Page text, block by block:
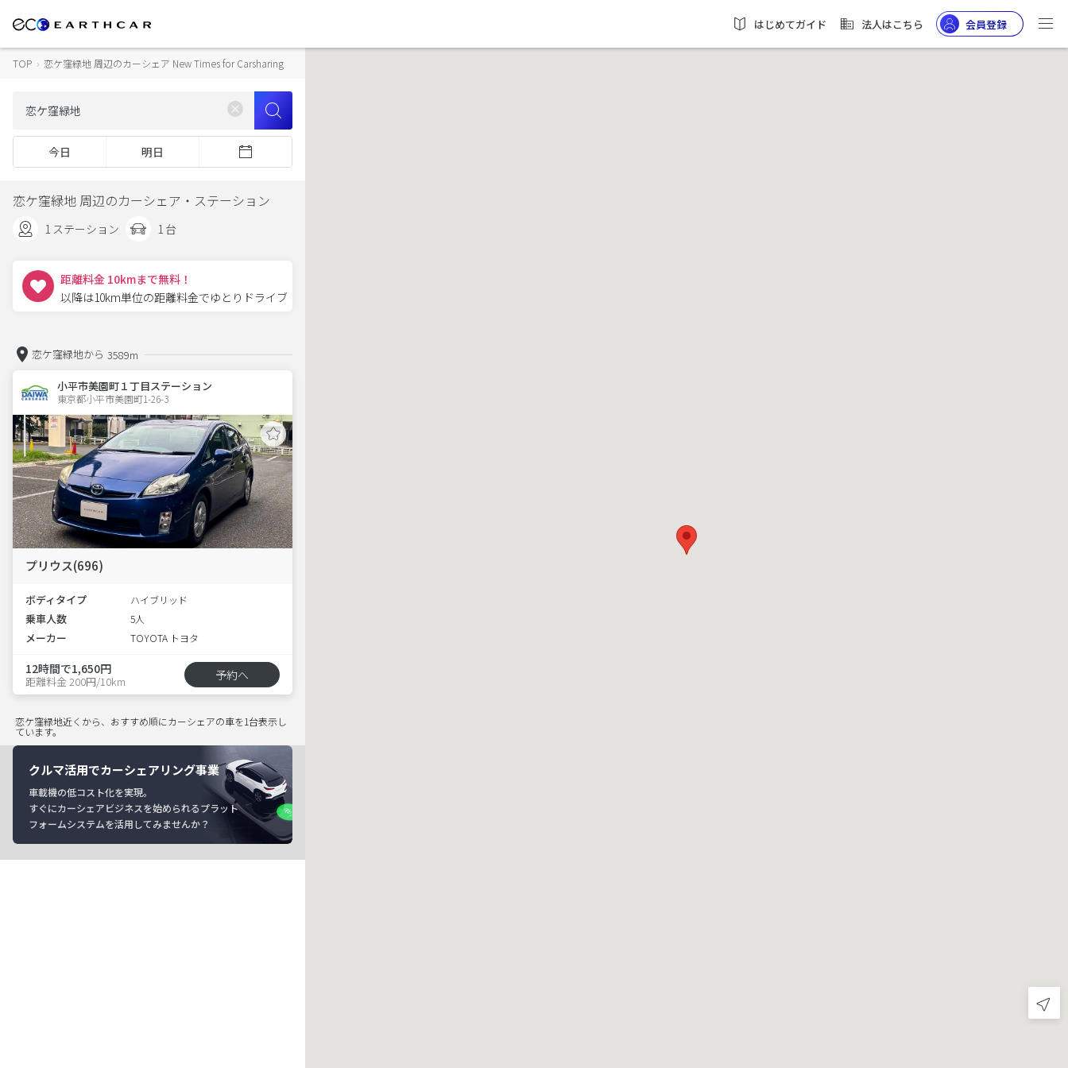
はじめてガイド 法人はこちら 会員登録
TOP › 恋ケ窪緑地 周辺のカーシェア New Times for Carsharing
今日 明日
恋ケ窪緑地 周辺のカーシェア・ステーション
1 ステーション 1 台
距離料金 10kmまで無料！
以降は10km単位の距離料金でゆとりドライブ
恋ケ窪緑地から 3589m
小平市美園町１丁目ステーション
東京都小平市美園町1-26-3
プリウス(696)
ボディタイプ ハイブリッド
乗車人数 5人
メーカー TOYOTA トヨタ
12時間で1,650円
距離料金 200円/10km 予約へ
恋ケ窪緑地近くから、おすすめ順にカーシェアの車を1台表示し
ています。
クルマ活用でカーシェアリング事業
車載機の低コスト化を実現。
すぐにカーシェアビジネスを始められるプラット
フォームシステムを活用してみませんか？